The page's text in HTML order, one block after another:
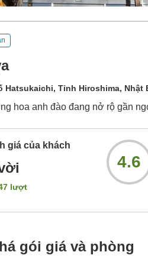
Hatsukaichi, Tỉnh Hiroshima, Nhật
hoa anh đào đang nở rộ gần
giá của khách
lượt
4.6
gói giá và phòng